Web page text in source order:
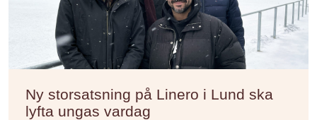
Ny storsatsning på Linero i Lund ska
lyfta ungas vardag